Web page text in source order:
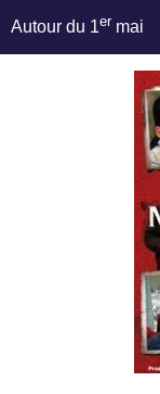
Autour du 1er mai